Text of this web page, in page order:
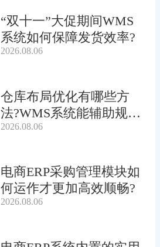
“双十一”大促期间WMS
系统如何保障发货效率?
2026.08.06
仓库布局优化有哪些方
法?WMS系统能辅助规划
吗?
2026.08.06
电商ERP采购管理模块如
何运作才更加高效顺畅?
2026.08.06